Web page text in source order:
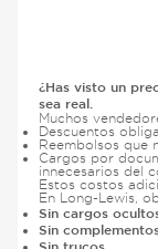
¿Has visto un
sea real.
Muchos
Descuentos
Reembolsos que
Cargos por
innecesarios del
Estos costos
En Long-Lewis,
Sin cargos
Sin
Sin trucos